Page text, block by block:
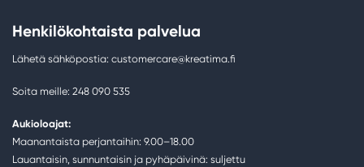
Henkilökohtaista palvelua
Lähetä sähköpostia: customercare@kreatima.fi
Soita meille: 248 090 535
Aukioloajat:
Maanantaista perjantaihin: 9.00–18.00
Lauantaisin, sunnuntaisin ja pyhäpäivinä: suljettu